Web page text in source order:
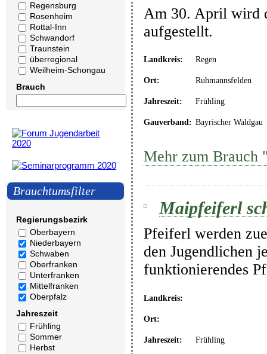
Regensburg
Rosenheim
Rottal-Inn
Schwandorf
Traunstein
überregional
Weilheim-Schongau
Brauch
Brauchtumsfilter
Regierungsbezirk
Oberbayern
Niederbayern
Schwaben
Oberfranken
Unterfranken
Mittelfranken
Oberpfalz
Jahreszeit
Frühling
Sommer
Herbst
Am 30. April wird
aufgestellt.
Landkreis: Regen
Ort: Ruhmannsfelden
Jahreszeit: Frühling
Gauverband: Bayrischer Waldgau
Mehr zum Brauch
Maipfeiferl
Pfeiferl werden
den Jugendlichen
funktionierendes
Landkreis:
Ort:
Jahreszeit: Frühling